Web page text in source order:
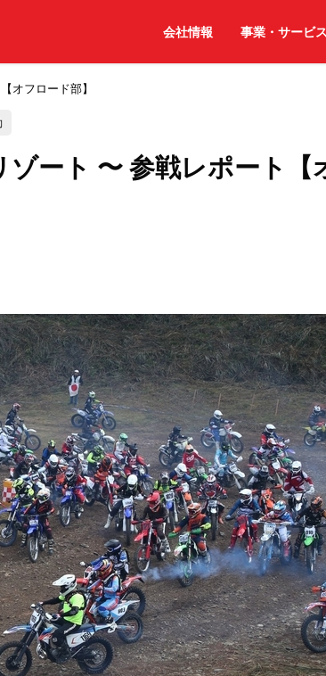
会社情報 事業・サービ
オフロード部】
ート 〜 参戦レポート【